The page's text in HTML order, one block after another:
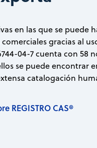
en las que se puede
gracias al
04-7 cuenta con 58
se puede encontrar
catalogación
REGISTRO CAS®